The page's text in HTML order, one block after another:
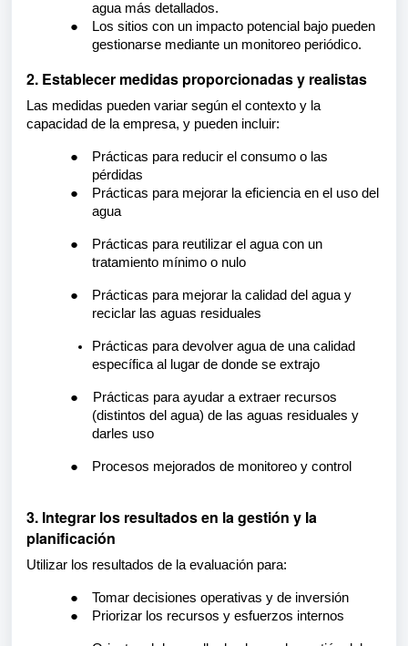
agua más detallados.
●
Los sitios con un impacto potencial bajo pueden
gestionarse mediante un monitoreo periódico.
2. Establecer medidas proporcionadas y realistas
Las medidas pueden variar según el contexto y la
capacidad de la empresa, y pueden incluir:
●
Prácticas para reducir el consumo o las
pérdidas
●
Prácticas para mejorar la eficiencia en el uso del
agua
●
Prácticas para reutilizar el agua con un
tratamiento mínimo o nulo
●
Prácticas para mejorar la calidad del agua y
reciclar las aguas residuales
Prácticas para devolver agua de una calidad
específica al lugar de donde se extrajo
● Prácticas para ayudar a extraer recursos
(distintos del agua) de las aguas residuales y
darles uso
● Procesos mejorados de monitoreo y control
3. Integrar los resultados en la gestión y la
planificación
Utilizar los resultados de la evaluación para:
●
Tomar decisiones operativas y de inversión
●
Priorizar los recursos y esfuerzos internos